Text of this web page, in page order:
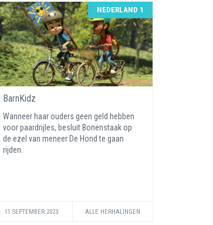
NEDERLAND 1
BarnKidz
Wanneer haar ouders geen geld hebben
voor paardrijles, besluit Bonenstaak op
de ezel van meneer De Hond te gaan
rijden.
11 SEPTEMBER 2023 ALLE HERHALINGEN